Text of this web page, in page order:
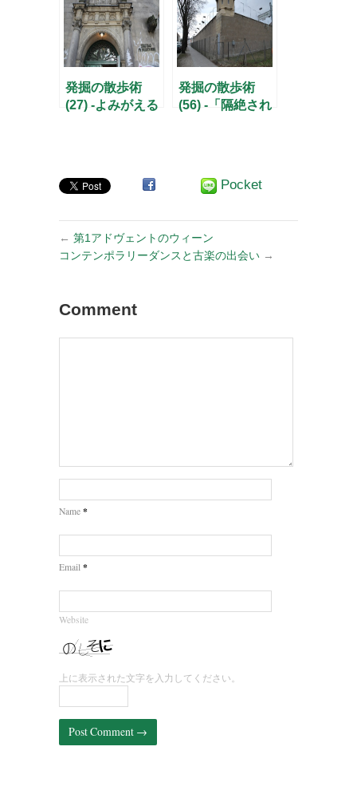
発掘の散歩術
(27) -よみがえる
発掘の散歩術
(56) -「隔絶され
Pocket
← 第1アドヴェントのウィーン
コンテンポラリーダンスと古楽の出会い →
Comment
Name *
Email *
Website
上に表示された文字を入力してください。